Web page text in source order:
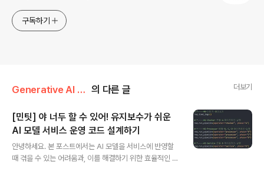
구독하기
Generative AI ON/민팃 의 다른 글 더보기
[민팃] 야 너두 할 수 있어! 유지보수가 쉬운
AI 모델 서비스 운영 코드 설계하기
안녕하세요. 본 포스트에서는 AI 모델을 서비스에 반영할
때 겪을 수 있는 어려움과, 이를 해결하기 위한 효율적인 설